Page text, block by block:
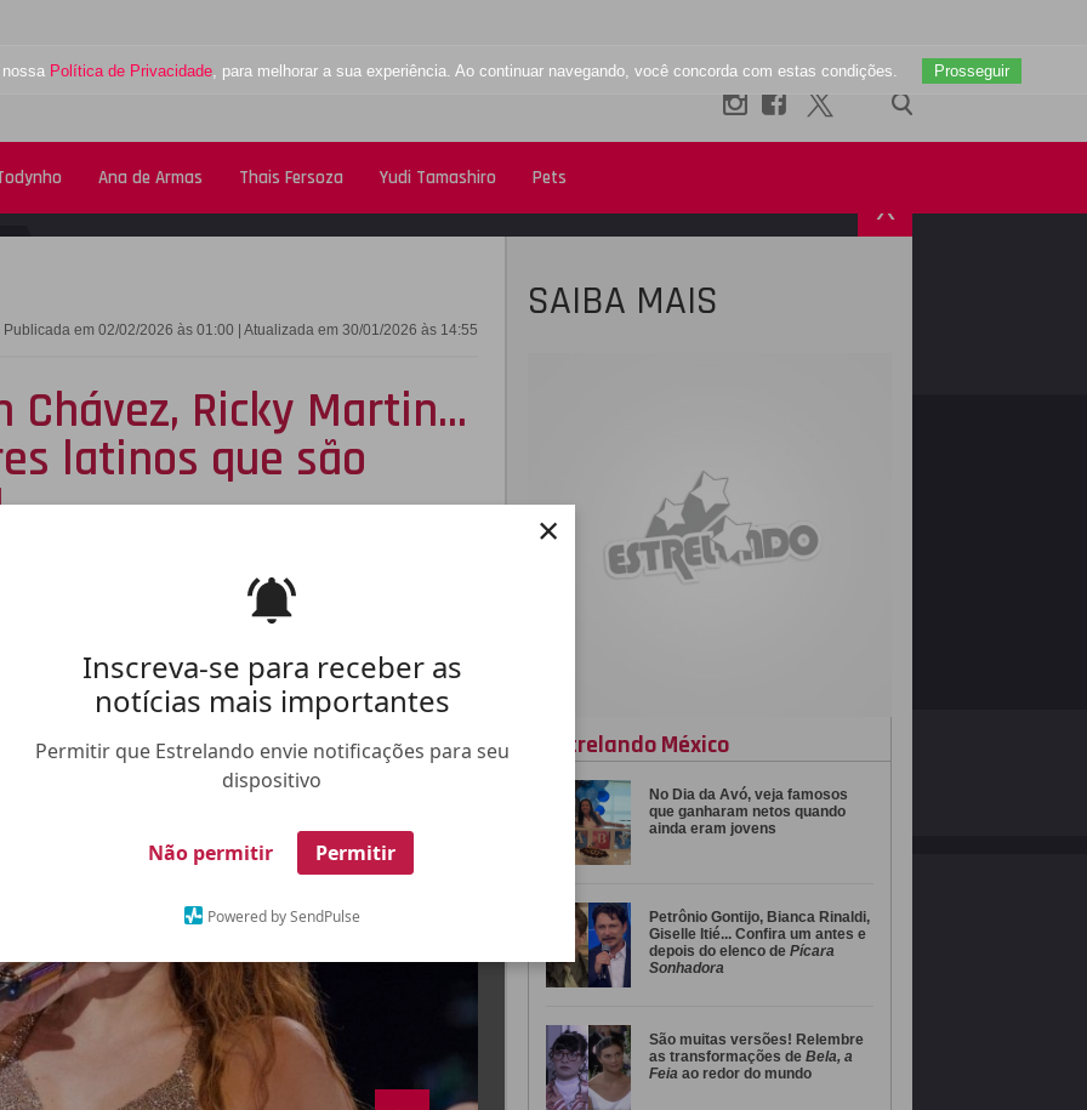
Inscreva-se para receber as
notícias mais importantes
Permitir que Estrelando envie notificações para seu
dispositivo
Não permitir Permitir
Powered by SendPulse
×
Política de Privacidade, para melhorar a sua experiência. Ao continuar navegando, você concorda com estas condições. Prosseguir
Ana de Armas Thais Fersoza Yudi Tamashiro Pets
X
Publicada em 02/02/2026 às 01:00 | Atualizada em 30/01/2026 às 14:55
Ricky Martin...
latinos que são
SAIBA MAIS
Estrelando México
No Dia da Avó, veja famosos
que ganharam netos quando
ainda eram jovens
Petrônio Gontijo, Bianca Rinaldi,
Giselle Itié... Confira um antes e
depois do elenco de Pícara
Sonhadora
São muitas versões! Relembre
as transformações de Bela, a
Feia ao redor do mundo
TWITTER INSTAGRAM
FALE CONOSCO ANUNCIE NO ESTRELANDO TRABALHE NO ESTRELANDO POLÍTICA DE PRIVACIDADE
Desenvolvido por